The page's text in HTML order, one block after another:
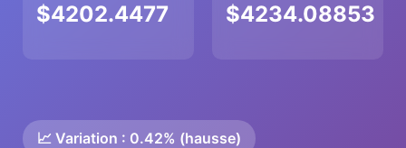
$4202.4477 $4234.08853
📈 Variation : 0.42% (hausse)